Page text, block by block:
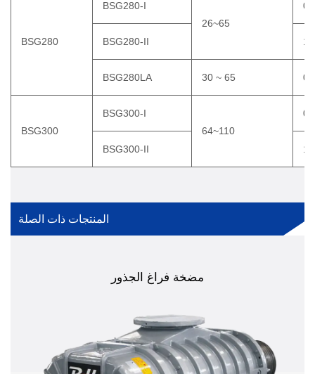
BSG280
BSG280-I
26~65
BSG280-II
BSG280LA 30 ~ 65
BSG300
BSG300-I
64~110
BSG300-II
المنتجات ذات الصلة
مضخة فراغ الجذور